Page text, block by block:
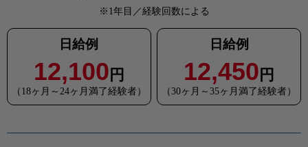
※1年目／経験回数による
日給例
12,100 円
（18ヶ月～24ヶ月満了経験者）
日給例
12,450 円
（30ヶ月～35ヶ月満了経験者）